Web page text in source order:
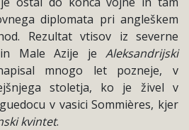
diplomata pri angleškem
Rezultat vtisov iz severne
in Male Azije je Aleksandrijski
mnogo let pozneje, v
stoletja, ko je živel v
v vasici Sommières, kjer
kvintet.